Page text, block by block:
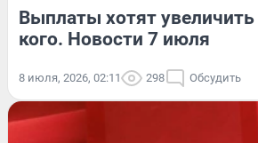
Выплаты хотят увеличить
кого. Новости 7 июля
8 июля, 2026, 02:11 298 Обсудить